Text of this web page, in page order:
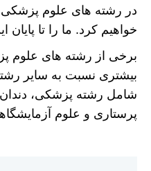
در رشته های علوم
خواهیم کرد. ما را تا پایان
برخی از رشته های علوم
بیشتری نسبت به سایر
شامل رشته پزشکی،
پرستاری و علوم